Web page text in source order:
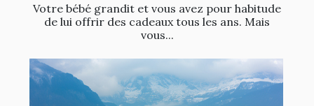
Votre bébé grandit et vous avez pour habitude
de lui offrir des cadeaux tous les ans. Mais
vous...